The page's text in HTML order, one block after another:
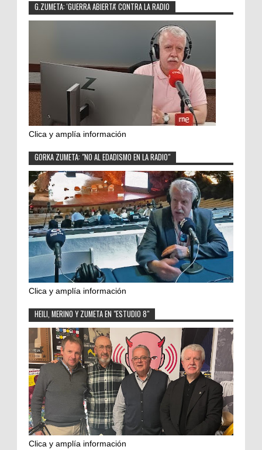
G.ZUMETA: 'GUERRA ABIERTA' CONTRA LA RADIO
Clica y amplía información
GORKA ZUMETA: "NO AL EDADISMO EN LA RADIO"
Clica y amplía información
HEILI, MERINO Y ZUMETA EN "ESTUDIO 8"
Clica y amplía información